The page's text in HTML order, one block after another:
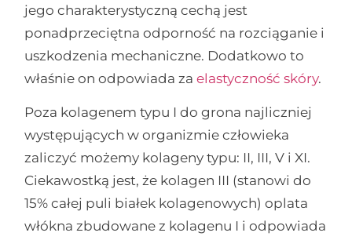
jego charakterystyczną cechą jest
ponadprzeciętna odporność na rozciąganie i
uszkodzenia mechaniczne. Dodatkowo to
właśnie on odpowiada zaelastyczność skóry.
Poza kolagenem typu I do grona najliczniej
występujących w organizmie człowieka
zaliczyć możemy kolageny typu: II, III, V i XI.
Ciekawostką jest, że kolagen III (stanowi do
15% całej puli białek kolagenowych) oplata
włókna zbudowane z kolagenu I i odpowiada